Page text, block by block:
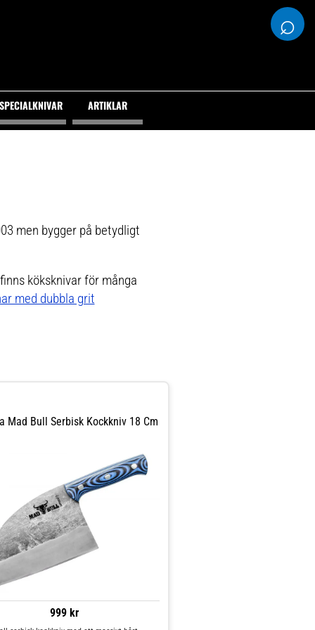
⌕
SPECIALKNIVAR ARTIKLAR
men bygger på betydligt
köksknivar för många
med dubbla grit
Mad Bull Serbisk Kockkniv 18 Cm
999 kr